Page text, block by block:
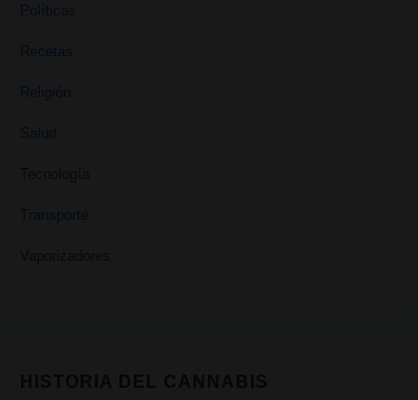
Políticas
Recetas
Religión
Salud
Tecnología
Transporte
Vaporizadores